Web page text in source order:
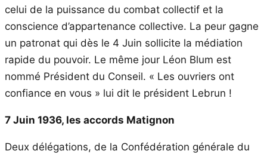
celui de la puissance du combat collectif et la
conscience d’appartenance collective. La peur gagne
un patronat qui dès le 4 Juin sollicite la médiation
rapide du pouvoir. Le même jour Léon Blum est
nommé Président du Conseil. « Les ouvriers ont
confiance en vous » lui dit le président Lebrun !
7 Juin 1936, les accords Matignon
Deux délégations, de la Confédération générale du